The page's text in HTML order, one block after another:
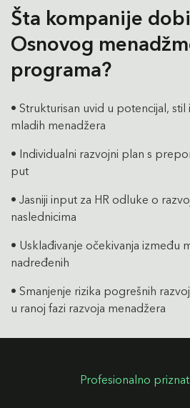
Šta kompanije
Osnovog
programa?
• Strukturisan uvid u potencijal,
mladih menadžera
• Individualni razvojni plan s
put
• Jasniji input za HR odluke o
naslednicima
• Usklađivanje očekivanja između
nadređenih
• Smanjenje rizika pogrešnih
u ranoj fazi razvoja menadžera
Profesionalno